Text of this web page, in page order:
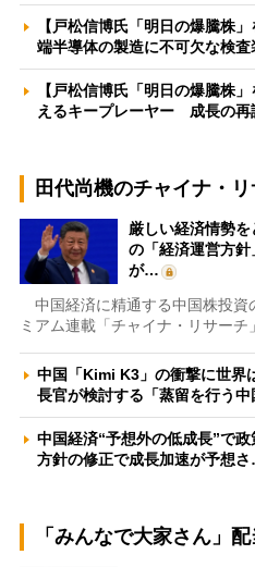
【戸松信博氏「明日の爆騰株
端半導体の製造に不可欠な検
【戸松信博氏「明日の爆騰株
えるキープレーヤー 成長の
田代尚機のチャイナ・
厳しい経済情勢
の「経済運営方
が…
中国経済に精通する中国株投資
ミアム連載「チャイナ・リサーチ
中国「Kimi K3」の衝撃に世
長官が検討する「蒸留を行う
中国経済“予想外の低成長”で
方針の修正で成長加速が予想
「みんなで大家さん」